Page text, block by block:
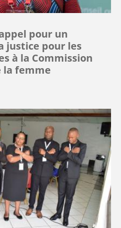
pour un
justice pour les
à la Commission
la femme